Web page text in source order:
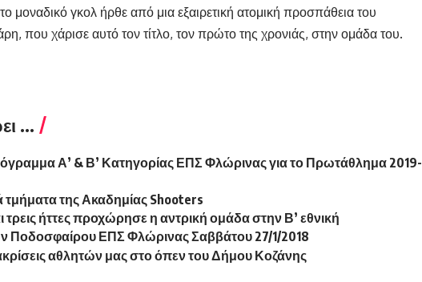
μοναδικό γκολ ήρθε από μια εξαιρετική ατομική προσπάθεια του
που χάρισε αυτό τον τίτλο, τον πρώτο της χρονιάς, στην ομάδα του.
...
Α’ & Β’ Κατηγορίας ΕΠΣ Φλώρινας για το Πρωτάθλημα 2019-
τμήματα της Ακαδημίας Shooters
τρεις ήττες προχώρησε η αντρική ομάδα στην Β’ εθνική
Ποδοσφαίρου ΕΠΣ Φλώρινας Σαββάτου 27/1/2018
αθλητών μας στο όπεν του Δήμου Κοζάνης